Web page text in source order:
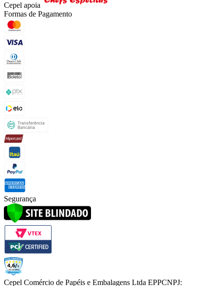
Cepel apoia
Formas de Pagamento
Segurança
Cepel Comércio de Papéis e Embalagens Ltda EPPCNPJ: